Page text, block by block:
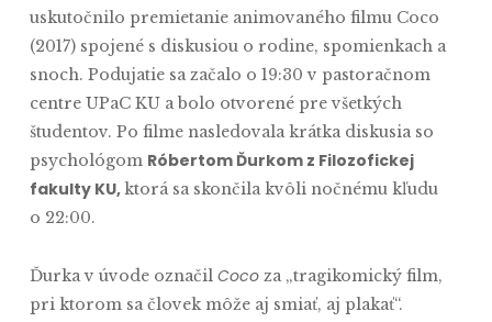
uskutočnilo premietanie animovaného filmu Coco
(2017) spojené s diskusiou o rodine, spomienkach a
snoch. Podujatie sa začalo o 19:30 v pastoračnom
centre UPaC KU a bolo otvorené pre všetkých
študentov. Po filme nasledovala krátka diskusia so
psychológom Róbertom Ďurkom z Filozofickej
fakulty KU,ktorá sa skončila kvôli nočnému kľudu
o 22:00.
Ďurka v úvode označil Cocoza „tragikomický film,
pri ktorom sa človek môže aj smiať, aj plakať“.